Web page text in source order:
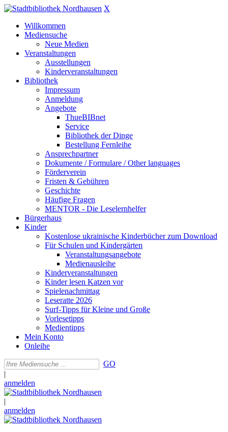
X
Willkommen
Mediensuche
Neue Medien
Veranstaltungen
Ausstellungen
Kinderveranstaltungen
Bibliothek
Impressum
Anmeldung
Angebote
ThueBIBnet
Service
Bibliothek der Dinge
Bestellung Fernleihe
Ansprechpartner
Dokumente / Formulare / Other languages
Förderverein
Fristen & Gebühren
Geschichte
Häufige Fragen
MENTOR - Die Leselernhelfer
Bürgerhaus
Kinder
Kostenlose ukrainische Kinderbücher zum Download
Für Schulen und Kindergärten
Veranstaltungsangebote
Medienausleihe
Kinderveranstaltungen
Kinder lesen Katzen vor
Spielenachmittag
Leseratte 2026
Surf-Tipps für Kleine und Große
Vorlesetipps
Medientipps
Mein Konto
Onleihe
GO
|
anmelden
|
anmelden